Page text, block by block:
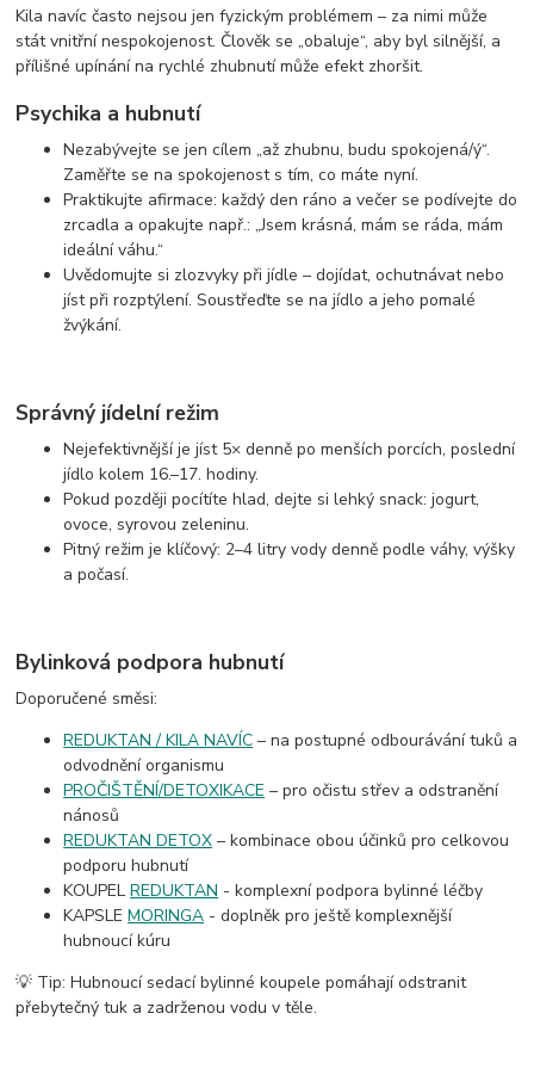
Kila navíc často nejsou jen fyzickým problémem – za nimi může
stát vnitřní nespokojenost. Člověk se „obaluje“, aby byl silnější, a
přílišné upínání na rychlé zhubnutí může efekt zhoršit.
Psychika a hubnutí
Nezabývejte se jen cílem „až zhubnu, budu spokojená/ý“.
Zaměřte se na spokojenost s tím, co máte nyní.
Praktikujte afirmace: každý den ráno a večer se podívejte do
zrcadla a opakujte např.: „Jsem krásná, mám se ráda, mám
ideální váhu.“
Uvědomujte si zlozvyky při jídle – dojídat, ochutnávat nebo
jíst při rozptýlení. Soustřeďte se na jídlo a jeho pomalé
žvýkání.
Správný jídelní režim
Nejefektivnější je jíst 5× denně po menších porcích, poslední
jídlo kolem 16.–17. hodiny.
Pokud později pocítíte hlad, dejte si lehký snack: jogurt,
ovoce, syrovou zeleninu.
Pitný režim je klíčový: 2–4 litry vody denně podle váhy, výšky
a počasí.
Bylinková podpora hubnutí
Doporučené směsi:
REDUKTAN / KILA NAVÍC – na postupné odbourávání tuků a
odvodnění organismu
PROČIŠTĚNÍ/DETOXIKACE – pro očistu střev a odstranění
nánosů
REDUKTAN DETOX – kombinace obou účinků pro celkovou
podporu hubnutí
KOUPELREDUKTAN - komplexní podpora bylinné léčby
KAPSLEMORINGA - doplněk pro ještě komplexnější
hubnoucí kúru
💡 Tip: Hubnoucí sedací bylinné koupele pomáhají odstranit
přebytečný tuk a zadrženou vodu v těle.